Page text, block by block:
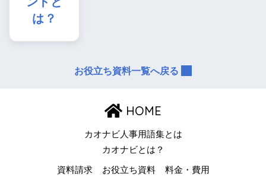
は？
お役立ち資料一覧へ戻る
HOME
カオナビ人事用語集とは
カオナビとは？
資料請求 お役立ち資料 料金・費用